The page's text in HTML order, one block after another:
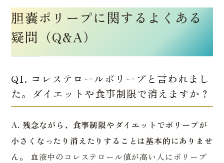
胆嚢ポリープに関するよくある
疑問（Q&A）
Q1. コレステロールポリープと言われまし
た。ダイエットや食事制限で消えますか？
A. 残念ながら、食事制限やダイエットでポリープが
小さくなったり消えたりすることは基本的にありませ
ん。
血液中のコレステロール値が高い人にポリープ